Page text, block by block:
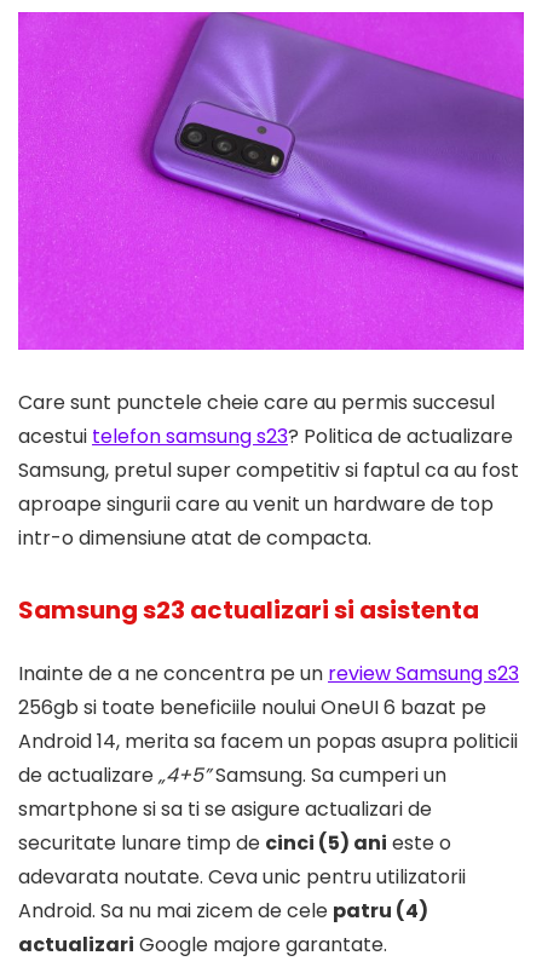
Care sunt punctele cheie care au permis succesul
acestui telefon samsung s23? Politica de actualizare
Samsung, pretul super competitiv si faptul ca au fost
aproape singurii care au venit un hardware de top
intr-o dimensiune atat de compacta.
Samsung s23 actualizari si asistenta
Inainte de a ne concentra pe un review Samsung s23
256gb si toate beneficiile noului OneUI 6 bazat pe
Android 14, merita sa facem un popas asupra politicii
de actualizare„4+5”Samsung. Sa cumperi un
smartphone si sa ti se asigure actualizari de
securitate lunare timp de cinci (5) ani este o
adevarata noutate. Ceva unic pentru utilizatorii
Android. Sa nu mai zicem de cele patru (4)
actualizari Google majore garantate.